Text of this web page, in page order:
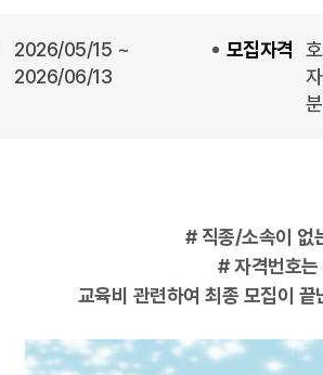
2026/05/15 ~
2026/06/13
모집자격
분
# 직종/소속이 없
# 자격번호
교육비 관련하여 최종 모집이